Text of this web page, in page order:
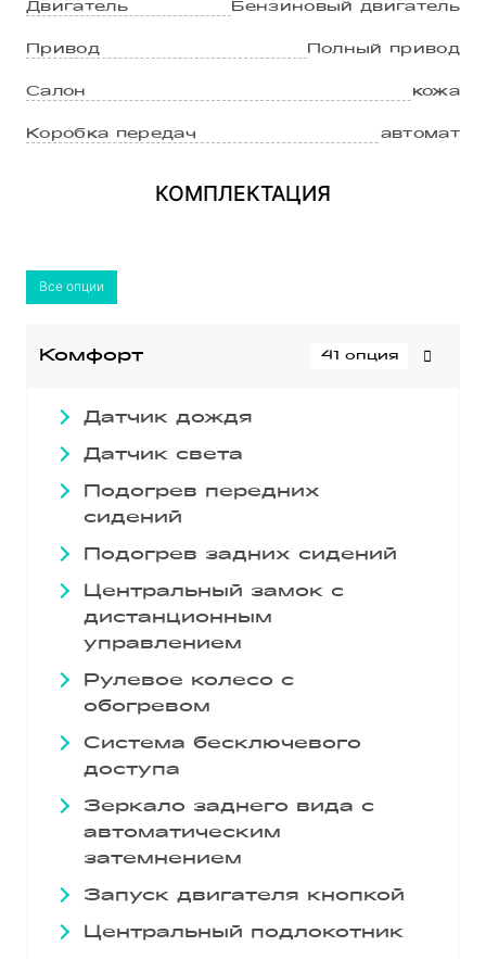
Двигатель Бензиновый двигатель
Привод Полный привод
Салон кожа
Коробка передач автомат
КОМПЛЕКТАЦИЯ
Все опции
Комфорт 41 опция
Датчик дождя
Датчик света
Подогрев передних
сидений
Подогрев задних сидений
Центральный замок с
дистанционным
управлением
Рулевое колесо с
обогревом
Система бесключевого
доступа
Зеркало заднего вида с
автоматическим
затемнением
Запуск двигателя кнопкой
Центральный подлокотник